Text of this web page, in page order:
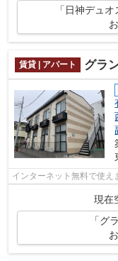
「日神デュ
賃貸 | アパート グラ
インターネット無料で使
現在
「グ